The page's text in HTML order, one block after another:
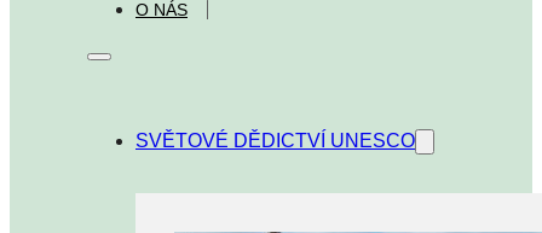
O NÁS
SVĚTOVÉ DĚDICTVÍ UNESCO